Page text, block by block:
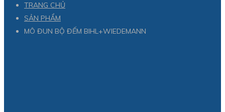
TRANG CHỦ
SẢN PHẨM
MÔ ĐUN BỘ ĐẾM BIHL+WIEDEMANN